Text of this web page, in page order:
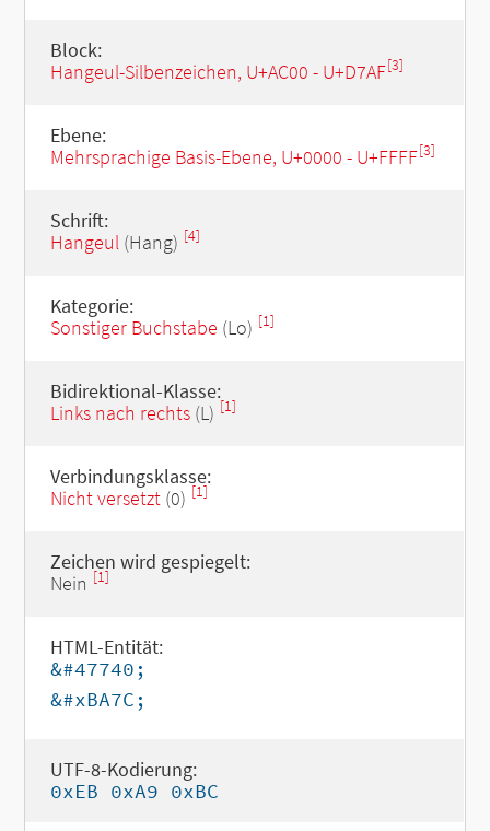
Block:
Hangeul-Silbenzeichen, U+AC00 - U+D7AF[3]
Ebene:
Mehrsprachige Basis-Ebene, U+0000 - U+FFFF[3]
Schrift:
Hangeul(Hang) [4]
Kategorie:
Sonstiger Buchstabe (Lo) [1]
Bidirektional-Klasse:
Links nach rechts(L) [1]
Verbindungsklasse:
Nicht versetzt(0) [1]
Zeichen wird gespiegelt:
Nein [1]
HTML-Entität:
&#47740;
&#xBA7C;
UTF-8-Kodierung:
0xEB 0xA9 0xBC